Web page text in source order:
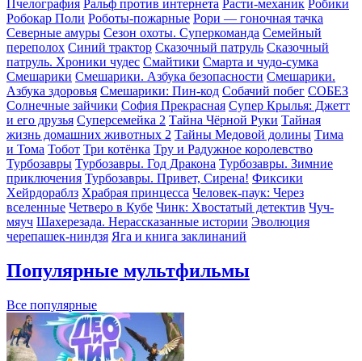
Пчелография Ральф против интернета Расти-механик Робики
Робокар Поли Роботы-пожарные Рори — гоночная тачка
Северные амуры Сезон охоты. Суперкоманда Семейный
переполох Синий трактор Сказочный патруль Сказочный
патруль. Хроники чудес Смайтики Смарта и чудо-сумка
Смешарики Смешарики. Азбука безопасности Смешарики.
Азбука здоровья Смешарики: Пин-код Собачий побег СОБЕЗ
Солнечные зайчики София Прекрасная Супер Крылья: Джетт
и его друзья Суперсемейка 2 Тайна Чёрной Руки Тайная
жизнь домашних животных 2 Тайны Медовой долины Тима
и Тома Тобот Три котёнка Тру и Радужное королевство
Турбозавры Турбозавры. Год Дракона Турбозавры. Зимние
приключения Турбозавры. Привет, Сирена! Фиксики
Хейрдораблз Храбрая принцесса Человек-паук: Через
вселенные Четверо в Кубе Чинк: Хвостатый детектив Чуч-
мяуч Шахерезада. Нерассказанные истории Эволюция
черепашек-ниндзя Яга и книга заклинаний
Популярные мультфильмы
Все популярные